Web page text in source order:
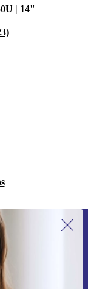
| 14"
pela